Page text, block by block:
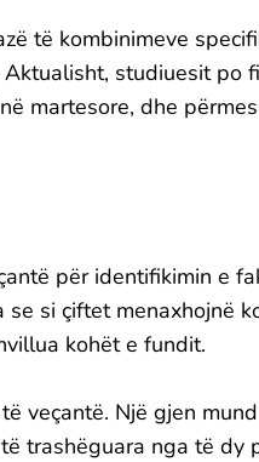
të kombinimeve
studiuesit po
martesore, dhe
për identifikimin e
si çiftet menaxhojnë
kohët e fundit.
veçantë. Një gjen
trashëguara nga të dy